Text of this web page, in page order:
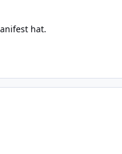
hat.